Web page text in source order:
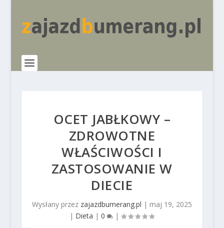
OCET JABŁKOWY –
ZDROWOTNE
WŁAŚCIWOŚCI I
ZASTOSOWANIE W
DIECIE
Wysłany przez zajazdbumerang.pl | maj 19, 2025
| Dieta |0 |